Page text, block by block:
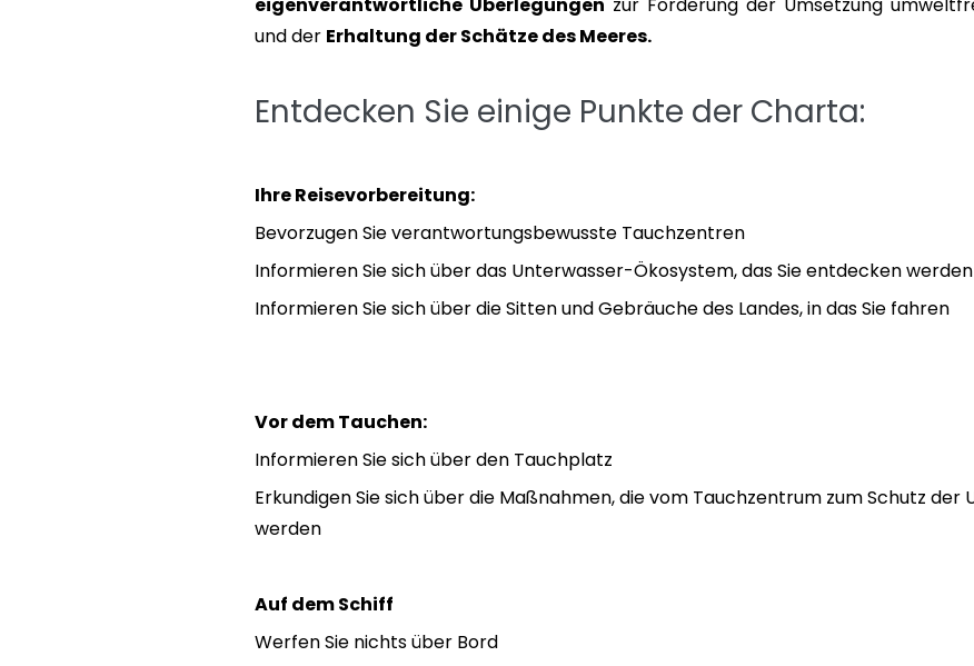
eigenverantwortliche Überlegungen zur Förderung der Umsetzung
und der Erhaltung der Schätze des Meeres.
Entdecken Sie einige Punkte der Charta:
Ihre Reisevorbereitung:
Bevorzugen Sie verantwortungsbewusste Tauchzentren
Informieren Sie sich über das Unterwasser-Ökosystem, das Sie entdecken werden
Informieren Sie sich über die Sitten und Gebräuche des Landes, in das Sie fahren
Vor dem Tauchen:
Informieren Sie sich über den Tauchplatz
Erkundigen Sie sich über die Maßnahmen, die vom Tauchzentrum zum Schutz
werden
Auf dem Schiff
Werfen Sie nichts über Bord